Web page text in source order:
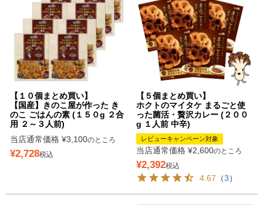
【１０個まとめ買い】
【国産】きのこ屋が作った き
のこ ごはんの素 (１５０g ２合
用 ２～３人前)
当店通常価格 ¥3,100のところ
¥2,728税込
【５個まとめ買い】
ホクトのマイタケ まるごと使
った菌活・贅沢カレー (２００
g １人前 中辛)
レビューキャンペーン対象
当店通常価格 ¥2,600のところ
¥2,392税込
4.67 （3）